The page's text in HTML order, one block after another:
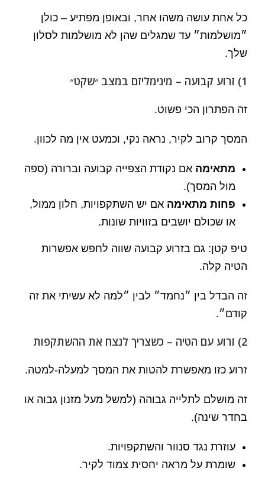
כל אחת עושה משהו אחר, ובאופן מפתיע – כולן
״מושלמות״ עד שמגלים שהן לא מושלמות לסלון
שלך.
1) זרוע קבועה – מינימליזם במצב ״שקט״
זה הפתרון הכי פשוט.
המסך קרוב לקיר, נראה נקי, וכמעט אין מה לכוון.
מתאימה אם נקודת הצפייה קבועה וברורה (ספה
מול המסך).
פחות מתאימה אם יש השתקפויות, חלון ממול,
או שכולם יושבים בזוויות שונות.
טיפ קטן: גם בזרוע קבועה שווה לחפש אפשרות
הטיה קלה.
זה הבדל בין ״נחמד״ לבין ״למה לא עשיתי את זה
קודם״.
2) זרוע עם הטיה – כשצריך לנצח את ההשתקפות
זרוע כזו מאפשרת להטות את המסך למעלה-למטה.
זה מושלם לתלייה גבוהה (למשל מעל מזנון גבוה או
בחדר שינה).
עוזרת נגד סנוור והשתקפויות.
שומרת על מראה יחסית צמוד לקיר.